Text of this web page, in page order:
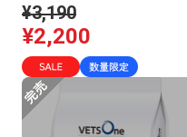
¥3,190
¥2,200